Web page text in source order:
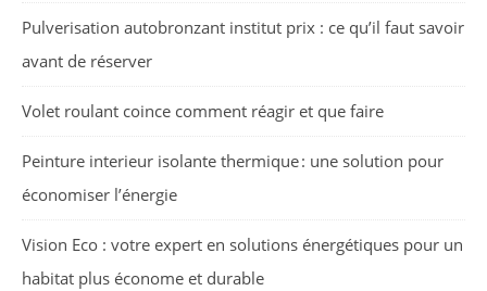
Pulverisation autobronzant institut prix : ce qu’il faut savoir
avant de réserver
Volet roulant coince comment réagir et que faire
Peinture interieur isolante thermique : une solution pour
économiser l’énergie
Vision Eco : votre expert en solutions énergétiques pour un
habitat plus économe et durable